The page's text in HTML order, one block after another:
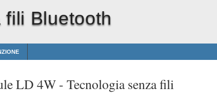
fili Bluetooth
LD 4W - Tecnologia senza fili